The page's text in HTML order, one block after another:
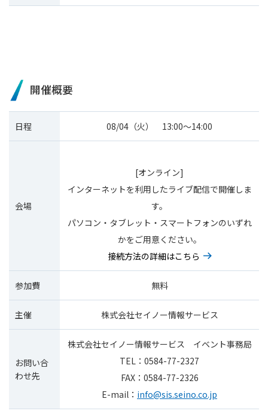
開催概要
日程 08/04（火） 13:00〜14:00
会場
[オンライン]
インターネットを利用したライブ配信で開催しま
す。
パソコン・タブレット・スマートフォンのいずれ
かをご用意ください。
接続方法の詳細はこちら
参加費 無料
主催 株式会社セイノー情報サービス
お問い合
わせ先
株式会社セイノー情報サービス イベント事務局
TEL：0584-77-2327
FAX：0584-77-2326
E-mail： info@sis.seino.co.jp